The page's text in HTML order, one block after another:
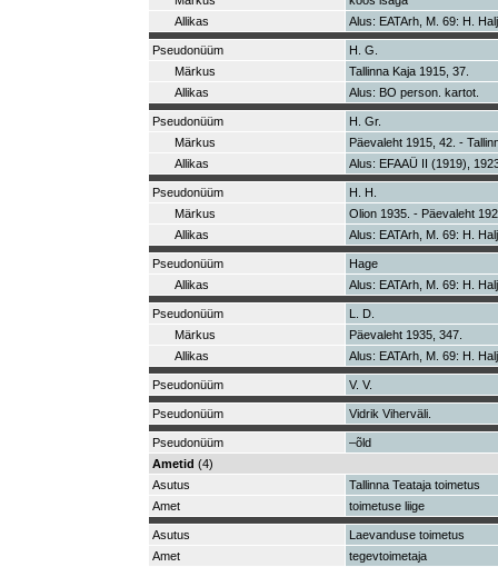
Allikas
Alus: EATArh, M. 69: H.
Pseudonüüm
H. G.
Märkus
Tallinna Kaja 1915, 37.
Allikas
Alus: BO person. kartot.
Pseudonüüm
H. Gr.
Märkus
Päevaleht 1915, 42. -
Allikas
Alus: EFAAÜ II (1919),
Pseudonüüm
H. H.
Märkus
Olion 1935. - Päevaleht
Allikas
Alus: EATArh, M. 69: H.
Pseudonüüm
Hage
Allikas
Alus: EATArh, M. 69: H.
Pseudonüüm
L. D.
Märkus
Päevaleht 1935, 347.
Allikas
Alus: EATArh, M. 69: H.
Pseudonüüm V. V.
Pseudonüüm Vidrik Viherväli.
Pseudonüüm
–õld
Ametid (4)
Asutus
Tallinna Teataja toimetus
Amet
toimetuse liige
Asutus
Laevanduse toimetus
Amet
tegevtoimetaja